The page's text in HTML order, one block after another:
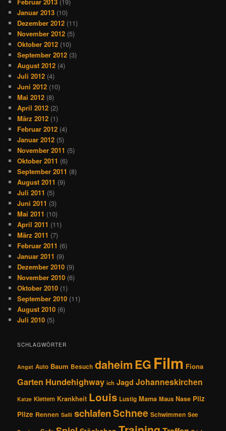
Januar 2013 (10)
Dezember 2012 (11)
November 2012 (5)
Oktober 2012 (10)
September 2012 (3)
August 2012 (4)
Juli 2012 (4)
Juni 2012 (10)
Mai 2012 (8)
April 2012 (2)
März 2012 (1)
Februar 2012 (4)
Januar 2012 (5)
November 2011 (5)
Oktober 2011 (6)
September 2011 (8)
August 2011 (9)
Juli 2011 (5)
Juni 2011 (3)
Mai 2011 (10)
April 2011 (11)
März 2011 (7)
Februar 2011 (6)
Januar 2011 (9)
Dezember 2010 (9)
November 2010 (6)
Oktober 2010 (1)
September 2010 (11)
August 2010 (6)
Juli 2010 (5)
SCHLAGWÖRTER
Angst Auto Baum Besuch daheimEG Film Fiona
Garten Hundehighway ich Jagd Johanneskirchen
Katze Klettern Krankheit Louis Lustig Mama Maus Nase Pilz
Pilze Rennen Salli schlafenSchnee Schwimmen See